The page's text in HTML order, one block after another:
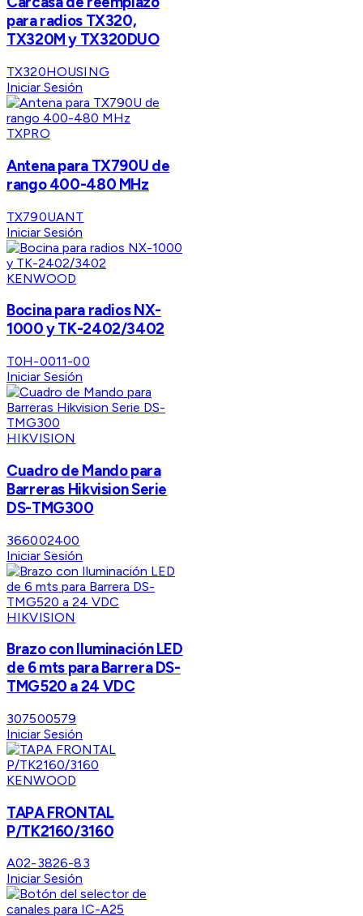
para radios TX320,
TX320M y TX320DUO
TX320HOUSING
Iniciar Sesión
TXPRO
Antena para TX790U de
rango 400-480 MHz
TX790UANT
Iniciar Sesión
KENWOOD
Bocina para radios NX-
1000 y TK-2402/3402
T0H-0011-00
Iniciar Sesión
HIKVISION
Cuadro de Mando para
Barreras Hikvision Serie
DS-TMG300
366002400
Iniciar Sesión
HIKVISION
Brazo con Iluminación LED
de 6 mts para Barrera DS-
TMG520 a 24 VDC
307500579
Iniciar Sesión
KENWOOD
TAPA FRONTAL
P/TK2160/3160
A02-3826-83
Iniciar Sesión